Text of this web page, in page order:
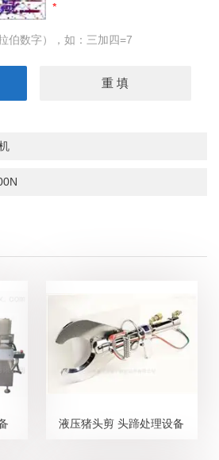
伯数字），如：三加四=7
液压猪头剪 头蹄处理设备